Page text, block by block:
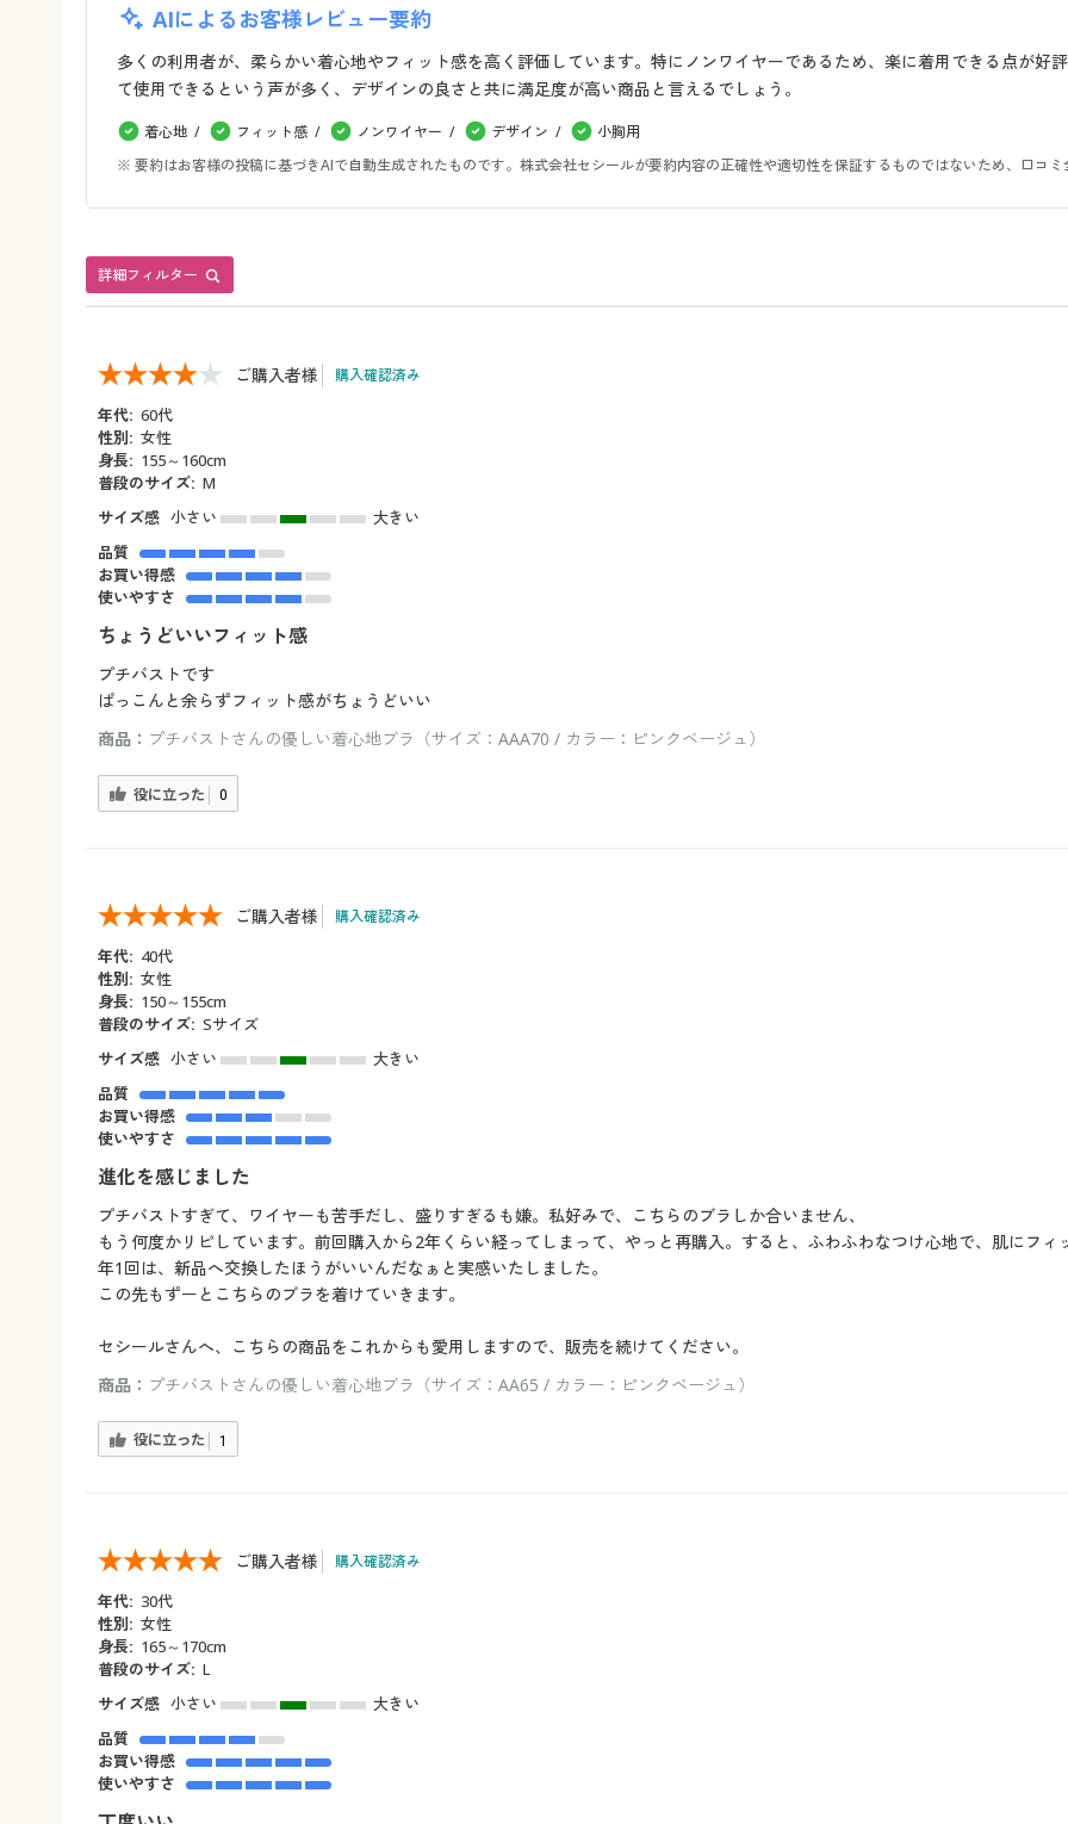
AIによるお客様レビュー要約
多くの利用者が、柔らかい着心地やフィット感を高く評価しています。特にノンワイヤーであるため、楽に着用できる点が好
て使用できるという声が多く、デザインの良さと共に満足度が高い商品と言えるでしょう。
着心地 フィット感 ノンワイヤー デザイン
小胸用
※ 要約はお客様の投稿に基づきAIで自動生成されたものです。株式会社セシールが要約内容の正確性や適切性を保証するものではないため、口コミ
詳細フィルター
ご購入者様 購入確認済み
年代: 60代
性別: 女性
身長: 155～160cm
普段のサイズ: M
サイズ感 小さい
大きい
品質
お買い得感
使いやすさ
ちょうどいいフィット感
プチバストです
ぱっこんと余らずフィット感がちょうどいい
商品： プチバストさんの優しい着心地ブラ（サイズ：AAA70 / カラー：ピンクベージュ）
役に立った 0
ご購入者様 購入確認済み
年代: 40代
性別: 女性
身長: 150～155cm
普段のサイズ: Sサイズ
サイズ感 小さい
大きい
品質
お買い得感
使いやすさ
進化を感じました
プチバストすぎて、ワイヤーも苦手だし、盛りすぎるも嫌。私好みで、こちらのブラしか合いません、
もう何度かリピしています。前回購入から2年くらい経ってしまって、やっと再購入。すると、ふわふわなつけ心地で、肌にフィ
年1回は、新品へ交換したほうがいいんだなぁと実感いたしました。
この先もずーとこちらのブラを着けていきます。
セシールさんへ、こちらの商品をこれからも愛用しますので、販売を続けてください。
商品： プチバストさんの優しい着心地ブラ（サイズ：AA65 / カラー：ピンクベージュ）
役に立った 1
ご購入者様 購入確認済み
年代: 30代
性別: 女性
身長: 165～170cm
普段のサイズ: L
サイズ感 小さい
大きい
品質
お買い得感
使いやすさ